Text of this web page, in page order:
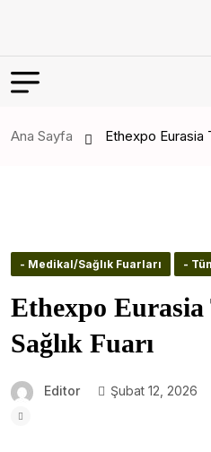
Ana Sayfa Ethexpo Eurasia
- Medikal/Sağlık Fuarları -
Ethexpo Eurasia
Sağlık Fuarı
Editor Şubat 12, 2026